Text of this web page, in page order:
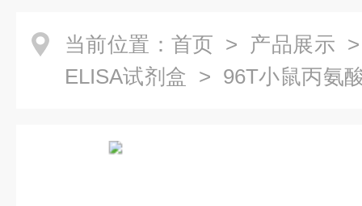
当前位置： 首页 > 产品展示
ELISA试剂盒 > 96T小鼠丙氨